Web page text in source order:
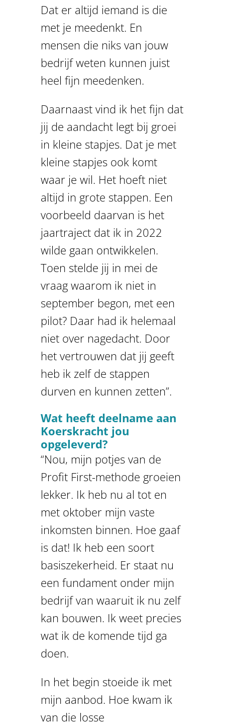
Dat er altijd iemand is die
met je meedenkt. En
mensen die niks van jouw
bedrijf weten kunnen juist
heel fijn meedenken.
Daarnaast vind ik het fijn dat
jij de aandacht legt bij groei
in kleine stapjes. Dat je met
kleine stapjes ook komt
waar je wil. Het hoeft niet
altijd in grote stappen. Een
voorbeeld daarvan is het
jaartraject dat ik in 2022
wilde gaan ontwikkelen.
Toen stelde jij in mei de
vraag waarom ik niet in
september begon, met een
pilot? Daar had ik helemaal
niet over nagedacht. Door
het vertrouwen dat jij geeft
heb ik zelf de stappen
durven en kunnen zetten”.
Wat heeft deelname aan
Koerskracht jou
opgeleverd?
“Nou, mijn potjes van de
Profit First-methode groeien
lekker. Ik heb nu al tot en
met oktober mijn vaste
inkomsten binnen. Hoe gaaf
is dat! Ik heb een soort
basiszekerheid. Er staat nu
een fundament onder mijn
bedrijf van waaruit ik nu zelf
kan bouwen. Ik weet precies
wat ik de komende tijd ga
doen.
In het begin stoeide ik met
mijn aanbod. Hoe kwam ik
van die losse